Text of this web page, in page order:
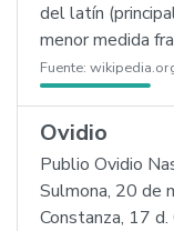
del latín
menor medida
Fuente:
Ovidio
Publio Ovidio
Sulmona, 20 de
Constanza, 17